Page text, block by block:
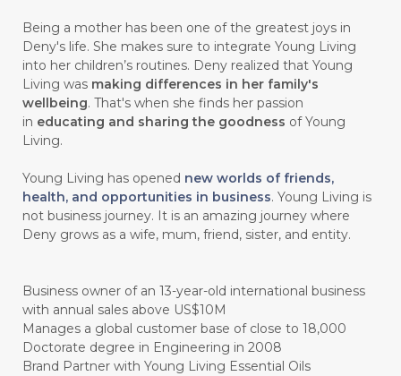
#chemistryessentialoil
#CHILD
#chitosan
#CHOCOLATE
#CHOCOLESSENCE
#CHOLESTEROL
#CINNAMON BARK
#CIRCULATION
#CISTUS
#CITRINE
#CITRONELLA
#CLEANER
#CLEANING
#CLEANSER
#CLEAR
#CLOVE
#COCONUT OIL
#COKLAT
#COLD
#collagen
Being a mother has been one of the greatest joys in
Deny's life. She makes sure to integrate Young Living
into her children’s routines. Deny realized that Young
Living was making differences in her family's
wellbeing. That's when she finds her passion
in educating and sharing the goodness of Young
Living.
Young Living has opened new worlds of friends,
health, and opportunities in business. Young Living is
not business journey. It is an amazing journey where
Deny grows as a wife, mum, friend, sister, and entity.
Business owner of an 13-year-old international business
with annual sales above US$10M
Manages a global customer base of close to 18,000
Doctorate degree in Engineering in 2008
Brand Partner with Young Living Essential Oils